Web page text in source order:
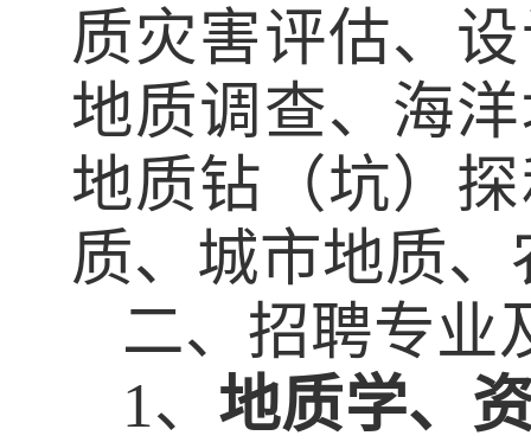
质灾害评估、
地质调查、海
地质钻（坑）
质、城市地质
二、招聘专业
1 、 地质学、